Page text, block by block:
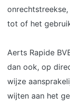
tot of het
Aerts Rapide
dan ook, op
wijze
wijten aan het